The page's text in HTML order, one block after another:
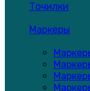
Точилки
Маркеры